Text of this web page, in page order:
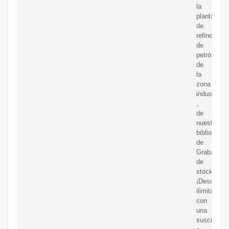
la
planta
de
refinería
de
petróleo
de
la
zona
industrial
de
nuestra
biblioteca
de
de
stock.
ilimitadas
con
una